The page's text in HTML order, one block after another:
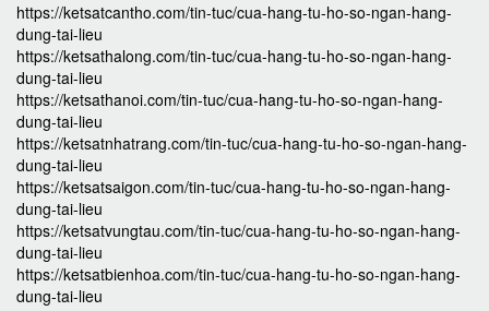
https://ketsatcantho.com/tin-tuc/cua-hang-tu-ho-so-ngan-hang-
dung-tai-lieu
https://ketsathalong.com/tin-tuc/cua-hang-tu-ho-so-ngan-hang-
dung-tai-lieu
https://ketsathanoi.com/tin-tuc/cua-hang-tu-ho-so-ngan-hang-
dung-tai-lieu
https://ketsatnhatrang.com/tin-tuc/cua-hang-tu-ho-so-ngan-hang-
dung-tai-lieu
https://ketsatsaigon.com/tin-tuc/cua-hang-tu-ho-so-ngan-hang-
dung-tai-lieu
https://ketsatvungtau.com/tin-tuc/cua-hang-tu-ho-so-ngan-hang-
dung-tai-lieu
https://ketsatbienhoa.com/tin-tuc/cua-hang-tu-ho-so-ngan-hang-
dung-tai-lieu